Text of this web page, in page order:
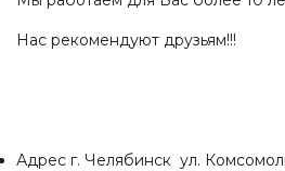
Нас рекомендуют друзьям!!!
Адрес г. Челябинск ул.